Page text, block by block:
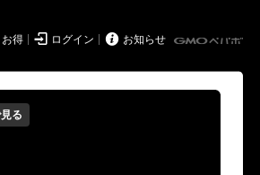
得  ログイン  お知らせ
る